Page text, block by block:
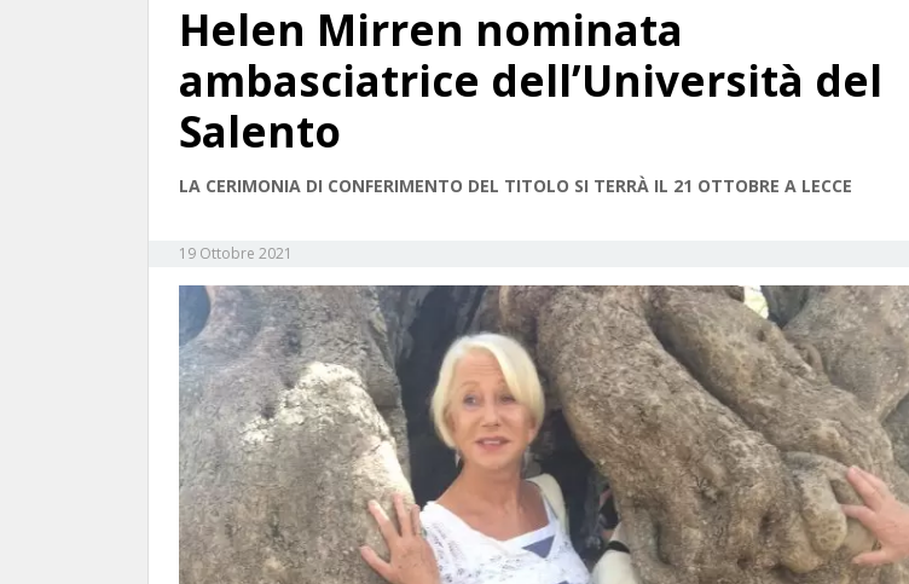
Helen Mirren nominata
ambasciatrice dell’Università del
Salento
LA CERIMONIA DI CONFERIMENTO DEL TITOLO SI TERRÀ IL 21 OTTOBRE A LECCE
19 Ottobre 2021